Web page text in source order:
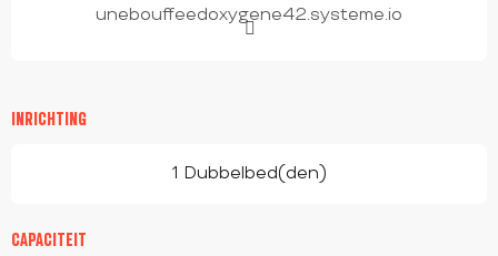
unebouffeedoxygene42.systeme.io
INRICHTING
1 Dubbelbed(den)
CAPACITEIT